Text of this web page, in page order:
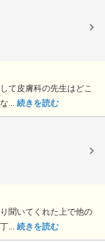
て皮膚科の先生はどこ
... 続きを読む
聞いてくれた上で他の
... 続きを読む